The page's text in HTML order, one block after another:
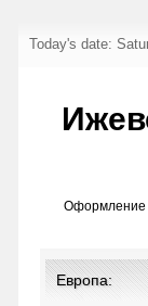
Today's date:
Оформление
Европа: